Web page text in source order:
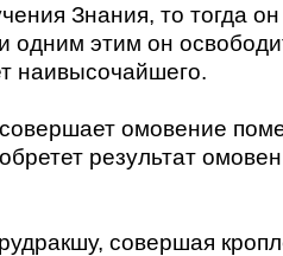
Знания, то тогда
одним этим он
наивысочайшего.
омовение
результат
совершая